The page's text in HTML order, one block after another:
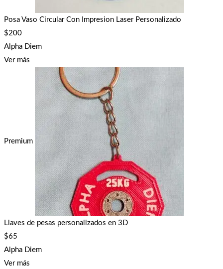
Posa Vaso Circular Con Impresion Laser Personalizado
$200
Alpha Diem
Ver más
Premium
Llaves de pesas personalizados en 3D
$65
Alpha Diem
Ver más